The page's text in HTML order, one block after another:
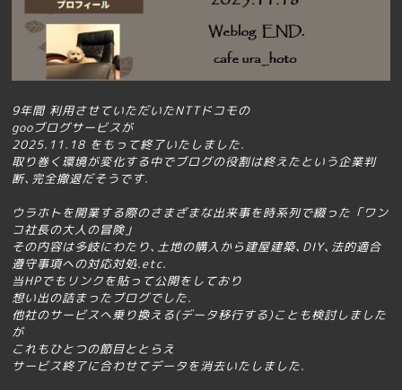
9年間 利用させていただいたNTTドコモの
gooブログサービスが
2025.11.18 をもって終了いたしました.
取り巻く環境が変化する中でブログの役割は終えたという企業判
断､完全撤退だそうです.
ウラホトを開業する際のさまざまな出来事を時系列で綴った「ワン
コ社長の大人の冒険」
その内容は多岐にわたり､土地の購入から建屋建築､DIY､法的適合
遵守事項への対応対処.etc.
当HPでもリンクを貼って公開をしており
想い出の詰まったブログでした.
他社のサービスへ乗り換える(データ移行する)ことも検討しました
が
これもひとつの節目ととらえ
サービス終了に合わせてデータを消去いたしました.